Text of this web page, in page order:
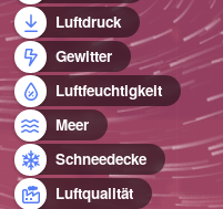
Luftdruck
Gewitter
Luftfeuchtigkeit
Meer
Schneedecke
Luftqualität